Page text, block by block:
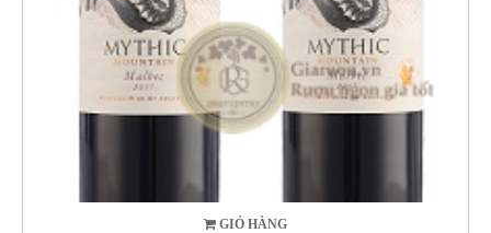
GIỎ HÀNG